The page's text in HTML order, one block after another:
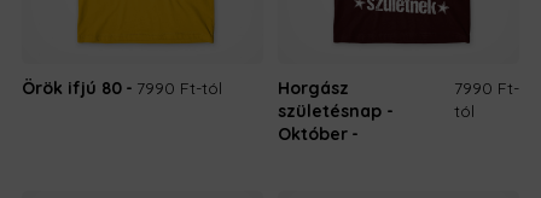
Örök ifjú 80 7990 Ft-tól
Horgász
születésnap -
Október
7990 Ft-
tól